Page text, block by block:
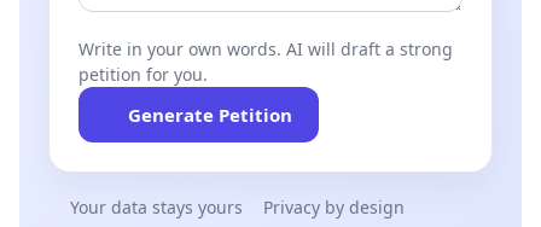
Write in your own words. AI will draft a strong
petition for you.
Generate Petition
Your data stays yours Privacy by design